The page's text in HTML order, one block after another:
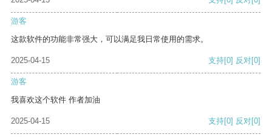
游客
这款软件的功能非常强大，可以满足我日常使用的需求。
2025-04-15 支持[0] 反对[0]
游客
我喜欢这个软件 作者加油
2025-04-15 支持[0] 反对[0]